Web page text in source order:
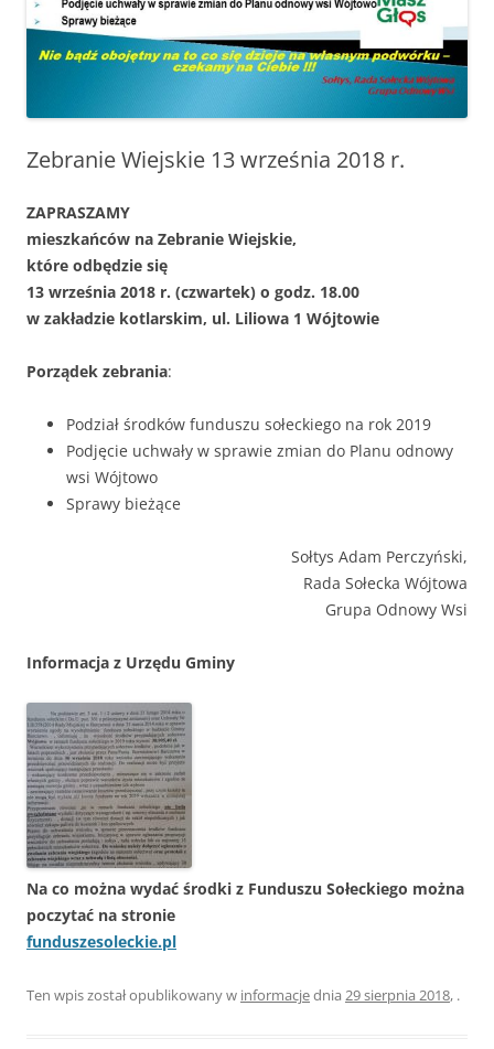
Zebranie Wiejskie 13 września 2018 r.
ZAPRASZAMY
mieszkańców na Zebranie Wiejskie,
które odbędzie się
13 września 2018 r. (czwartek) o godz. 18.00
w zakładzie kotlarskim, ul. Liliowa 1 Wójtowie
Porządek zebrania:
Podział środków funduszu sołeckiego na rok 2019
Podjęcie uchwały w sprawie zmian do Planu odnowy
wsi Wójtowo
Sprawy bieżące
Sołtys Adam Perczyński,
Rada Sołecka Wójtowa
Grupa Odnowy Wsi
Informacja z Urzędu Gminy
Na co można wydać środki z Funduszu Sołeckiego można
poczytać na stronie
funduszesoleckie.pl
Ten wpis został opublikowany w informacjednia 29 sierpnia 2018, .